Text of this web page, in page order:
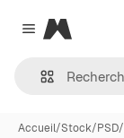
Close menu
Magnific
Accueil/Stock/PSD/